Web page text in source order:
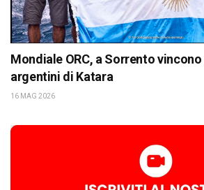
Mondiale ORC, a Sorrento
argentini di Katara
16 MAG 2026